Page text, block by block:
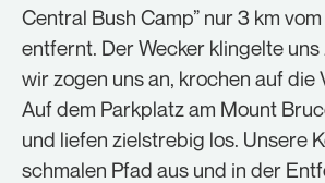
Central Bush Camp” nur 3 km
entfernt. Der Wecker klingelte
wir zogen uns an, krochen auf
Auf dem Parkplatz am Mount
und liefen zielstrebig los. Unsere
schmalen Pfad aus und in der